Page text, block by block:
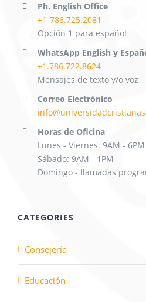
Ph. English Office
+1-786.725.2081
Opción 1 para español
WhatsApp English y
+1.786.722.8624
Mensajes de texto y/o voz
Correo Electrónico
Horas de Oficina
Lunes - Viernes: 9AM - 6PM
Sábado: 9AM - 1PM
Domingo - llamadas
CATEGORIES
Consejería
Educación